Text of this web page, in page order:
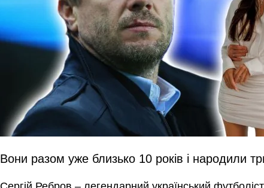
Вони разом уже близько 10 років і народили